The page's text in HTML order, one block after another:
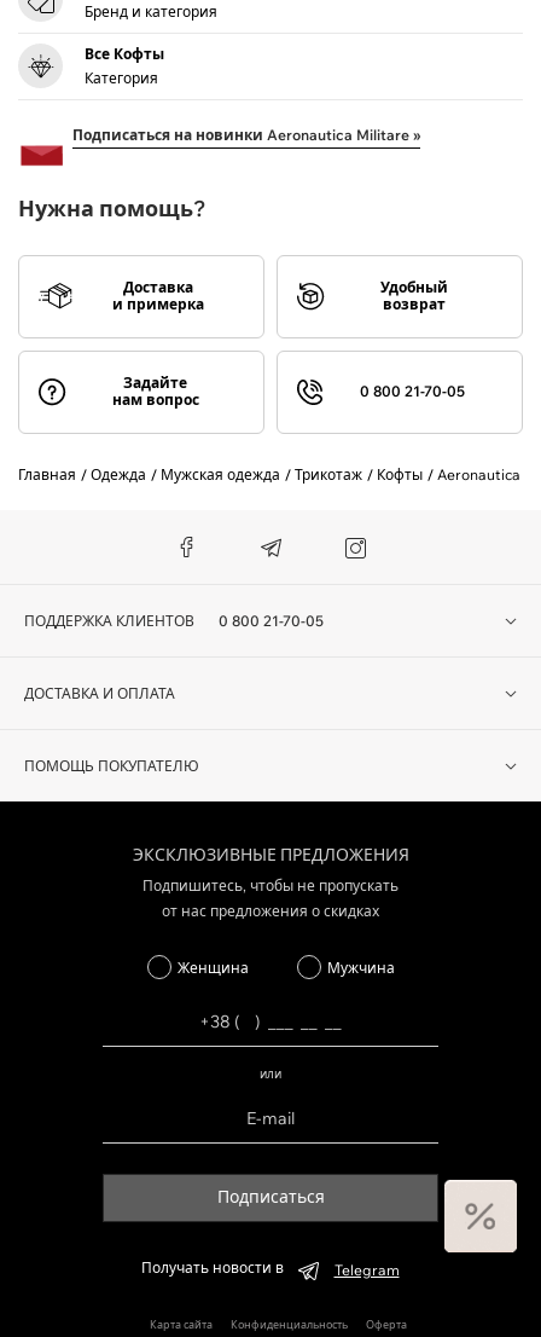
Бренд и категория
Все Кофты
Категория
Подписаться на новинки Aeronautica Militare »
Нужна помощь?
Доставка
и примерка
Удобный
возврат
Задайте
нам вопрос
0 800 21-70-05
Главная Одежда Мужская одежда Трикотаж Кофты Aeronautica
ПОДДЕРЖКА КЛИЕНТОВ 0 800 21-70-05
ДОСТАВКА И ОПЛАТА
ПОМОЩЬ ПОКУПАТЕЛЮ
ЭКСКЛЮЗИВНЫЕ ПРЕДЛОЖЕНИЯ
Подпишитесь, чтобы не пропускать
от нас предложения о скидках
Женщина Мужчина
или
Подписаться
Получать новости в Telegram
Карта сайта Конфиденциальность Оферта